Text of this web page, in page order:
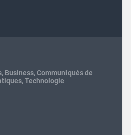
, Business,Communiqués de
,Technologie